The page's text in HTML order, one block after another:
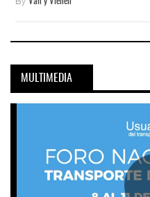
Van y Vienen
MULTIMEDIA